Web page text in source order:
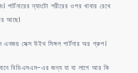
পার্টনারের ন্যাংটো শরীরের ওপর খাবার রেখে
আছে।
সেক্স উইথ সিঙ্গল পার্টনার অর গ্রুপ।
বিডিএসএম-এর জন্য যা যা লাগে আর কি